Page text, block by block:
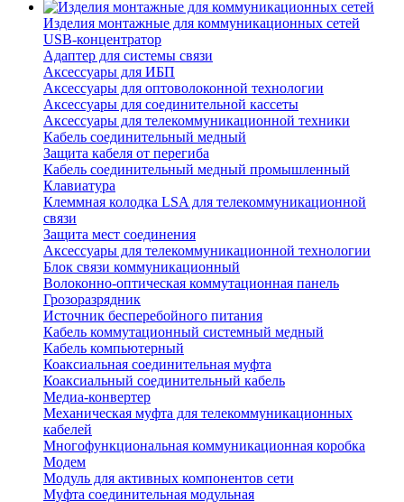
Изделия монтажные для коммуникационных сетей
USB-концентратор
Адаптер для системы связи
Аксессуары для ИБП
Аксессуары для оптоволоконной технологии
Аксессуары для соединительной кассеты
Аксессуары для телекоммуникационной техники
Кабель соединительный медный
Защита кабеля от перегиба
Кабель соединительный медный промышленный
Клавиатура
Клеммная колодка LSA для телекоммуникационной
связи
Защита мест соединения
Аксессуары для телекоммуникационной технологии
Блок связи коммуникационный
Волоконно-оптическая коммутационная панель
Грозоразрядник
Источник бесперебойного питания
Кабель коммутационный системный медный
Кабель компьютерный
Коаксиальная соединительная муфта
Коаксиальный соединительный кабель
Медиа-конвертер
Механическая муфта для телекоммуникационных
кабелей
Многофункциональная коммуникационная коробка
Модем
Модуль для активных компонентов сети
Муфта соединительная модульная